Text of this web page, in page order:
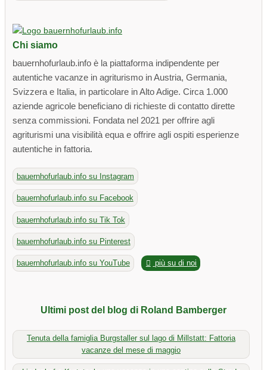
Chi siamo
bauernhofurlaub.info è la piattaforma indipendente per
autentiche vacanze in agriturismo in Austria, Germania,
Svizzera e Italia, in particolare in Alto Adige. Circa 1.000
aziende agricole beneficiano di richieste di contatto dirette
senza commissioni. Fondata nel 2021 per offrire agli
agriturismi una visibilità equa e offrire agli ospiti esperienze
autentiche in fattoria.
bauernhofurlaub.info su Instagram
bauernhofurlaub.info su Facebook
bauernhofurlaub.info su Tik Tok
bauernhofurlaub.info su Pinterest
bauernhofurlaub.info su YouTube più su di noi
Ultimi post del blog di Roland Bamberger
Tenuta della famiglia Burgstaller sul lago di Millstatt: Fattoria
vacanze del mese di maggio